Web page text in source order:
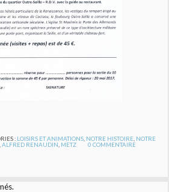
: LOISIRS ET ANIMATIONS, NOTRE HISTOIRE, NOTRE
,ALFRED RENAUDIN METZ 0 COMMENTAIRE